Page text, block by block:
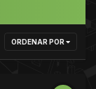
ORDENAR POR